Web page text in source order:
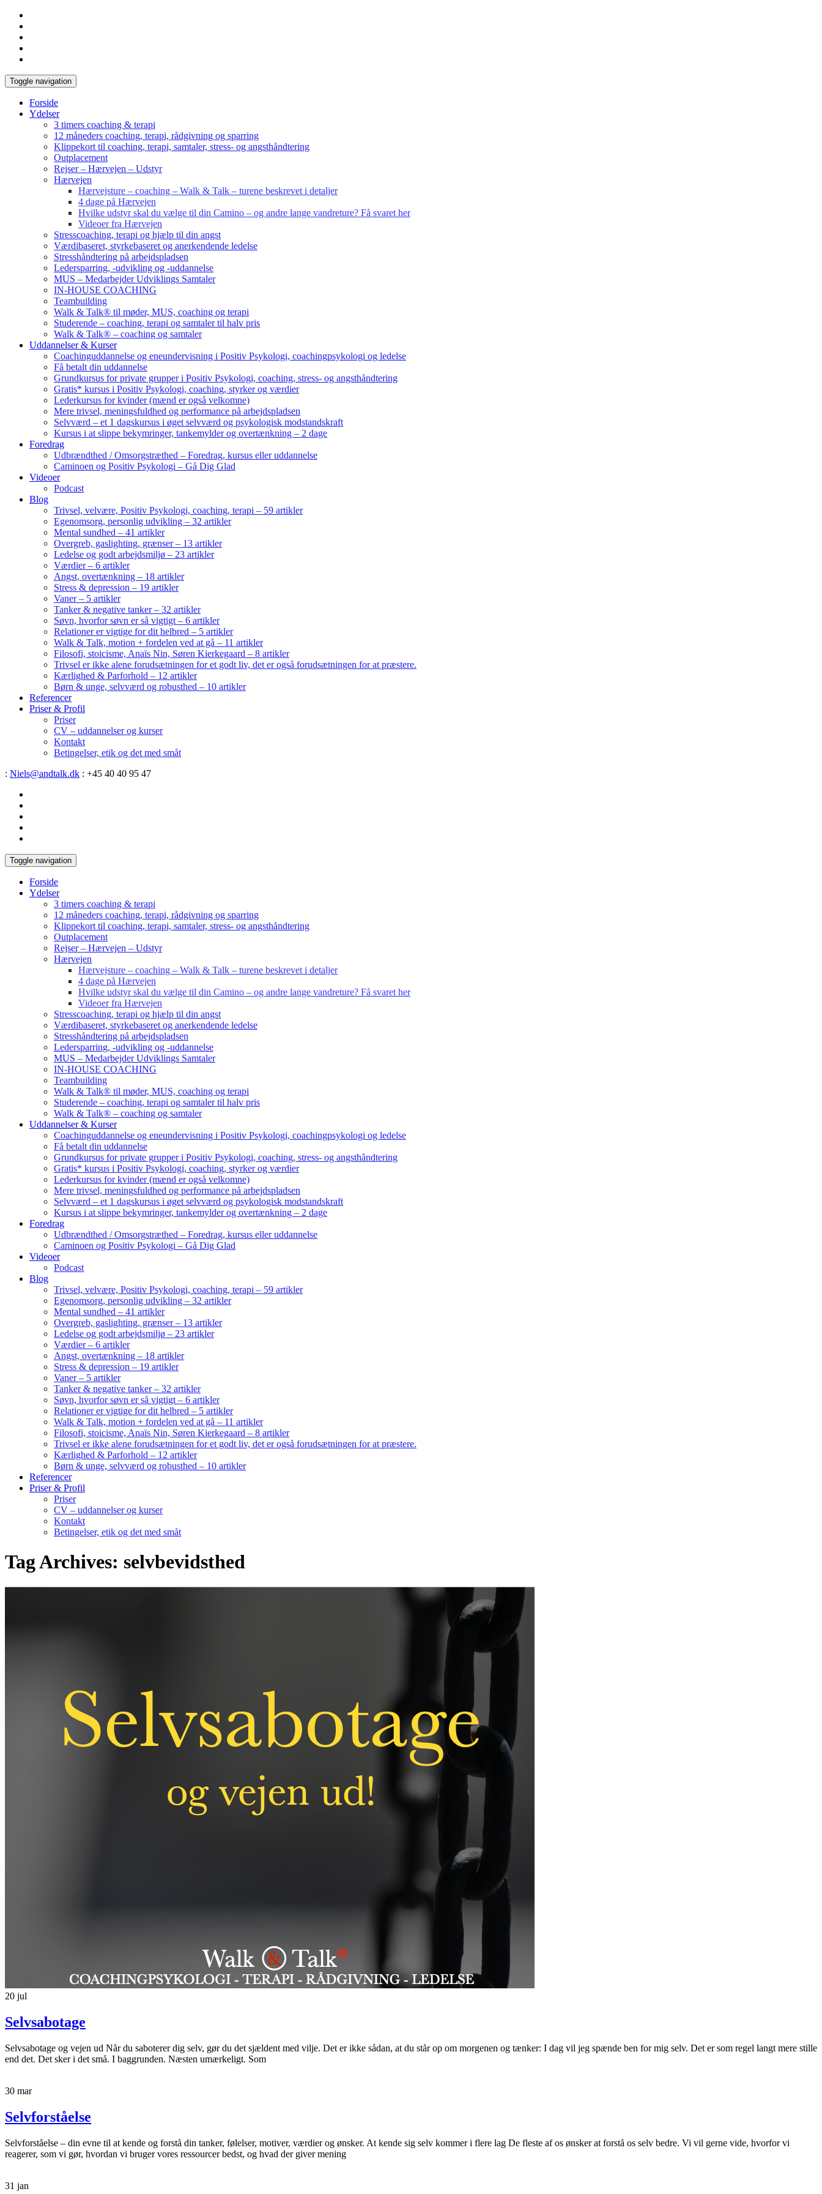
Toggle navigation
Forside
Ydelser
3 timers coaching & terapi
12 måneders coaching, terapi, rådgivning og sparring
Klippekort til coaching, terapi, samtaler, stress- og angsthåndtering
Outplacement
Rejser – Hærvejen – Udstyr
Hærvejen
Hærvejsture – coaching – Walk & Talk – turene beskrevet i detaljer
4 dage på Hærvejen
Hvilke udstyr skal du vælge til din Camino – og andre lange vandreture? Få svaret her
Videoer fra Hærvejen
Stresscoaching, terapi og hjælp til din angst
Værdibaseret, styrkebaseret og anerkendende ledelse
Stresshåndtering på arbejdspladsen
Ledersparring, -udvikling og -uddannelse
MUS – Medarbejder Udviklings Samtaler
IN-HOUSE COACHING
Teambuilding
Walk & Talk® til møder, MUS, coaching og terapi
Studerende – coaching, terapi og samtaler til halv pris
Walk & Talk® – coaching og samtaler
Uddannelser & Kurser
Coachinguddannelse og eneundervisning i Positiv Psykologi, coachingpsykologi og ledelse
Få betalt din uddannelse
Grundkursus for private grupper i Positiv Psykologi, coaching, stress- og angsthåndtering
Gratis* kursus i Positiv Psykologi, coaching, styrker og værdier
Lederkursus for kvinder (mænd er også velkomne)
Mere trivsel, meningsfuldhed og performance på arbejdspladsen
Selvværd – et 1 dagskursus i øget selvværd og psykologisk modstandskraft
Kursus i at slippe bekymringer, tankemylder og overtænkning – 2 dage
Foredrag
Udbrændthed / Omsorgstræthed – Foredrag, kursus eller uddannelse
Caminoen og Positiv Psykologi – Gå Dig Glad
Videoer
Podcast
Blog
Trivsel, velvære, Positiv Psykologi, coaching, terapi – 59 artikler
Egenomsorg, personlig udvikling – 32 artikler
Mental sundhed – 41 artikler
Overgreb, gaslighting, grænser – 13 artikler
Ledelse og godt arbejdsmiljø – 23 artikler
Værdier – 6 artikler
Angst, overtænkning – 18 artikler
Stress & depression – 19 artikler
Vaner – 5 artikler
Tanker & negative tanker – 32 artikler
Søvn, hvorfor søvn er så vigtigt – 6 artikler
Relationer er vigtige for dit helbred – 5 artikler
Walk & Talk, motion + fordelen ved at gå – 11 artikler
Filosofi, stoicisme, Anaïs Nin, Søren Kierkegaard – 8 artikler
Trivsel er ikke alene forudsætningen for et godt liv, det er også forudsætningen for at præstere.
Kærlighed & Parforhold – 12 artikler
Børn & unge, selvværd og robusthed – 10 artikler
Referencer
Priser & Profil
Priser
CV – uddannelser og kurser
Kontakt
Betingelser, etik og det med småt
: Niels@andtalk.dk : +45 40 40 95 47
Toggle navigation
Forside
Ydelser
3 timers coaching & terapi
12 måneders coaching, terapi, rådgivning og sparring
Klippekort til coaching, terapi, samtaler, stress- og angsthåndtering
Outplacement
Rejser – Hærvejen – Udstyr
Hærvejen
Hærvejsture – coaching – Walk & Talk – turene beskrevet i detaljer
4 dage på Hærvejen
Hvilke udstyr skal du vælge til din Camino – og andre lange vandreture? Få svaret her
Videoer fra Hærvejen
Stresscoaching, terapi og hjælp til din angst
Værdibaseret, styrkebaseret og anerkendende ledelse
Stresshåndtering på arbejdspladsen
Ledersparring, -udvikling og -uddannelse
MUS – Medarbejder Udviklings Samtaler
IN-HOUSE COACHING
Teambuilding
Walk & Talk® til møder, MUS, coaching og terapi
Studerende – coaching, terapi og samtaler til halv pris
Walk & Talk® – coaching og samtaler
Uddannelser & Kurser
Coachinguddannelse og eneundervisning i Positiv Psykologi, coachingpsykologi og ledelse
Få betalt din uddannelse
Grundkursus for private grupper i Positiv Psykologi, coaching, stress- og angsthåndtering
Gratis* kursus i Positiv Psykologi, coaching, styrker og værdier
Lederkursus for kvinder (mænd er også velkomne)
Mere trivsel, meningsfuldhed og performance på arbejdspladsen
Selvværd – et 1 dagskursus i øget selvværd og psykologisk modstandskraft
Kursus i at slippe bekymringer, tankemylder og overtænkning – 2 dage
Foredrag
Udbrændthed / Omsorgstræthed – Foredrag, kursus eller uddannelse
Caminoen og Positiv Psykologi – Gå Dig Glad
Videoer
Podcast
Blog
Trivsel, velvære, Positiv Psykologi, coaching, terapi – 59 artikler
Egenomsorg, personlig udvikling – 32 artikler
Mental sundhed – 41 artikler
Overgreb, gaslighting, grænser – 13 artikler
Ledelse og godt arbejdsmiljø – 23 artikler
Værdier – 6 artikler
Angst, overtænkning – 18 artikler
Stress & depression – 19 artikler
Vaner – 5 artikler
Tanker & negative tanker – 32 artikler
Søvn, hvorfor søvn er så vigtigt – 6 artikler
Relationer er vigtige for dit helbred – 5 artikler
Walk & Talk, motion + fordelen ved at gå – 11 artikler
Filosofi, stoicisme, Anaïs Nin, Søren Kierkegaard – 8 artikler
Trivsel er ikke alene forudsætningen for et godt liv, det er også forudsætningen for at præstere.
Kærlighed & Parforhold – 12 artikler
Børn & unge, selvværd og robusthed – 10 artikler
Referencer
Priser & Profil
Priser
CV – uddannelser og kurser
Kontakt
Betingelser, etik og det med småt
Tag Archives: selvbevidsthed
20 jul
Selvsabotage
Selvsabotage og vejen ud Når du saboterer dig selv, gør du det sjældent med vilje. Det er ikke sådan, at du står op om morgenen og tænker: I dag vil jeg spænde ben for mig selv. Det er som regel langt mere stille
end det. Det sker i det små. I baggrunden. Næsten umærkeligt. Som
30 mar
Selvforståelse
Selvforståelse – din evne til at kende og forstå din tanker, følelser, motiver, værdier og ønsker. At kende sig selv kommer i flere lag De fleste af os ønsker at forstå os selv bedre. Vi vil gerne vide, hvorfor vi
reagerer, som vi gør, hvordan vi bruger vores ressourcer bedst, og hvad der giver mening
31 jan